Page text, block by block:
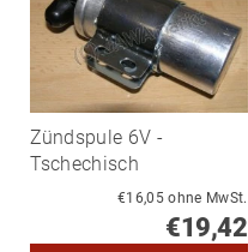
Zündspule 6V -
Tschechisch
€16,05 ohne MwSt.
€19,42